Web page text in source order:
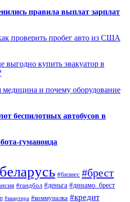
правила выплат зарплат
проверить пробег авто из США
выгодно купить эвакуатор в
медицина и почему оборудование
беспилотных автобусов в
гуманоида
#бизнес #брест
#гандбол #деньга #динамо_брест
#квартира #коммуналка #кредит